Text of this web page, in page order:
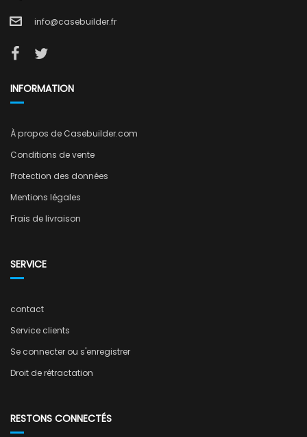
info@casebuilder.fr
INFORMATION
À propos de Casebuilder.com
Conditions de vente
Protection des données
Mentions légales
Frais de livraison
SERVICE
contact
Service clients
Se connecter ou s'enregistrer
Droit de rétractation
RESTONS CONNECTÉS